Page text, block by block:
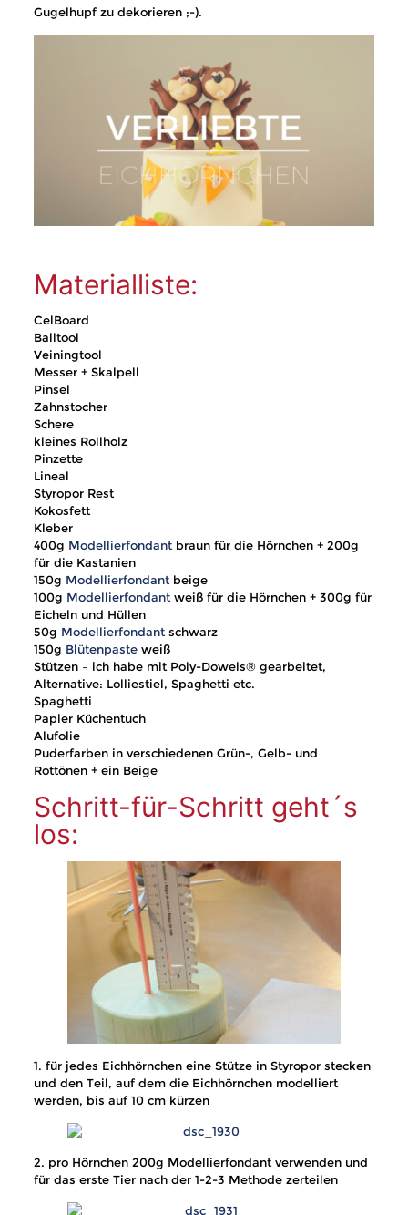
Gugelhupf zu dekorieren ;-).
Materialliste:
CelBoard
Balltool
Veiningtool
Messer + Skalpell
Pinsel
Zahnstocher
Schere
kleines Rollholz
Pinzette
Lineal
Styropor Rest
Kokosfett
Kleber
400g Modellierfondantbraun für die Hörnchen + 200g
für die Kastanien
150g Modellierfondantbeige
100g Modellierfondantweiß für die Hörnchen + 300g für
Eicheln und Hüllen
50g Modellierfondantschwarz
150g Blütenpasteweiß
Stützen – ich habe mit Poly-Dowels® gearbeitet,
Alternative: Lolliestiel, Spaghetti etc.
Spaghetti
Papier Küchentuch
Alufolie
Puderfarben in verschiedenen Grün-, Gelb- und
Rottönen + ein Beige
Schritt-für-Schritt geht´s
los:
1. für jedes Eichhörnchen eine Stütze in Styropor stecken
und den Teil, auf dem die Eichhörnchen modelliert
werden, bis auf 10 cm kürzen
2. pro Hörnchen 200g Modellierfondant verwenden und
für das erste Tier nach der 1-2-3 Methode zerteilen